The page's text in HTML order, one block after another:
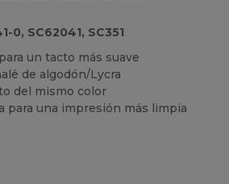
0, SC62041, SC351
un tacto más suave
de algodón/Lycra
del mismo color
para una impresión más limpia